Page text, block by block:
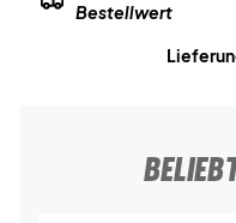
Bestellwert